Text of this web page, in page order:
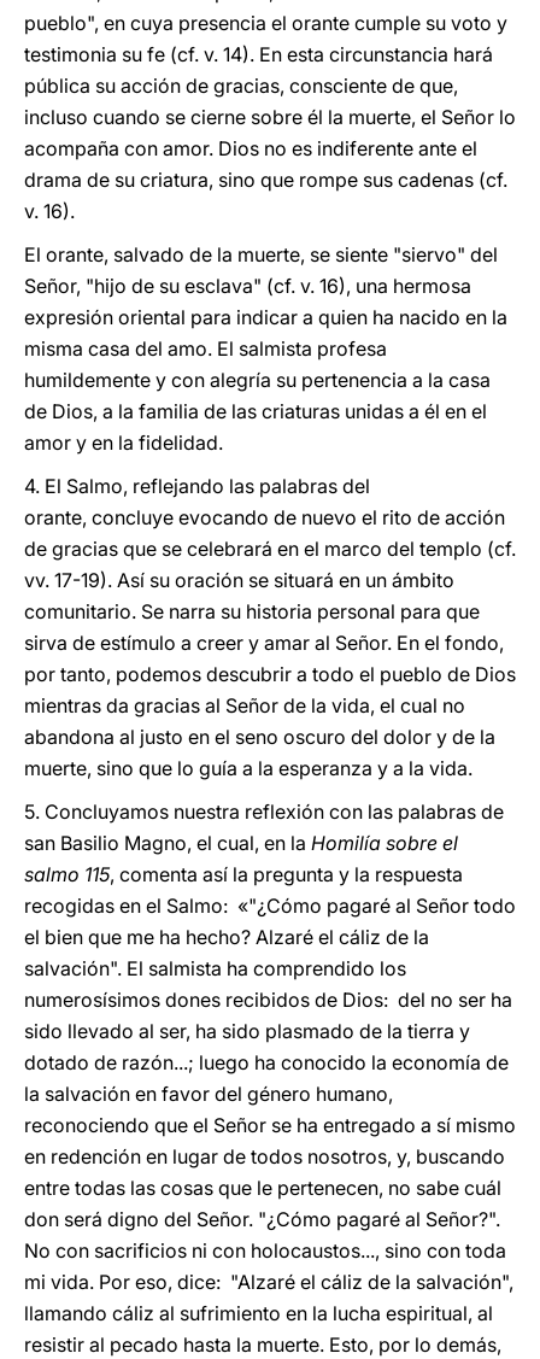
pueblo", en cuya presencia el orante cumple su voto y
testimonia su fe (cf. v. 14). En esta circunstancia hará
pública su acción de gracias, consciente de que,
incluso cuando se cierne sobre él la muerte, el Señor lo
acompaña con amor. Dios no es indiferente ante el
drama de su criatura, sino que rompe sus cadenas (cf.
v. 16).
El orante, salvado de la muerte, se siente "siervo" del
Señor, "hijo de su esclava" (cf. v. 16), una hermosa
expresión oriental para indicar a quien ha nacido en la
misma casa del amo. El salmista profesa
humildemente y con alegría su pertenencia a la casa
de Dios, a la familia de las criaturas unidas a él en el
amor y en la fidelidad.
4. El Salmo, reflejando las palabras del
orante, concluye evocando de nuevo el rito de acción
de gracias que se celebrará en el marco del templo (cf.
vv. 17-19). Así su oración se situará en un ámbito
comunitario. Se narra su historia personal para que
sirva de estímulo a creer y amar al Señor. En el fondo,
por tanto, podemos descubrir a todo el pueblo de Dios
mientras da gracias al Señor de la vida, el cual no
abandona al justo en el seno oscuro del dolor y de la
muerte, sino que lo guía a la esperanza y a la vida.
5. Concluyamos nuestra reflexión con las palabras de
san Basilio Magno, el cual, en la Homilía sobre el
salmo 115, comenta así la pregunta y la respuesta
recogidas en el Salmo: «"¿Cómo pagaré al Señor todo
el bien que me ha hecho? Alzaré el cáliz de la
salvación". El salmista ha comprendido los
numerosísimos dones recibidos de Dios: del no ser ha
sido llevado al ser, ha sido plasmado de la tierra y
dotado de razón...; luego ha conocido la economía de
la salvación en favor del género humano,
reconociendo que el Señor se ha entregado a sí mismo
en redención en lugar de todos nosotros, y, buscando
entre todas las cosas que le pertenecen, no sabe cuál
don será digno del Señor. "¿Cómo pagaré al Señor?".
No con sacrificios ni con holocaustos..., sino con toda
mi vida. Por eso, dice: "Alzaré el cáliz de la salvación",
llamando cáliz al sufrimiento en la lucha espiritual, al
resistir al pecado hasta la muerte. Esto, por lo demás,